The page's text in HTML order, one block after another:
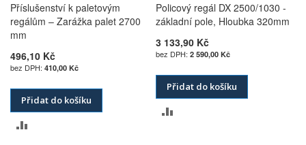
Příslušenství k paletovým
regálům – Zarážka palet 2700
mm
496,10 Kč
410,00 Kč
Přidat do košíku
Policový regál DX 2500/1030 -
základní pole, Hloubka 320mm
3 133,90 Kč
2 590,00 Kč
Přidat do košíku